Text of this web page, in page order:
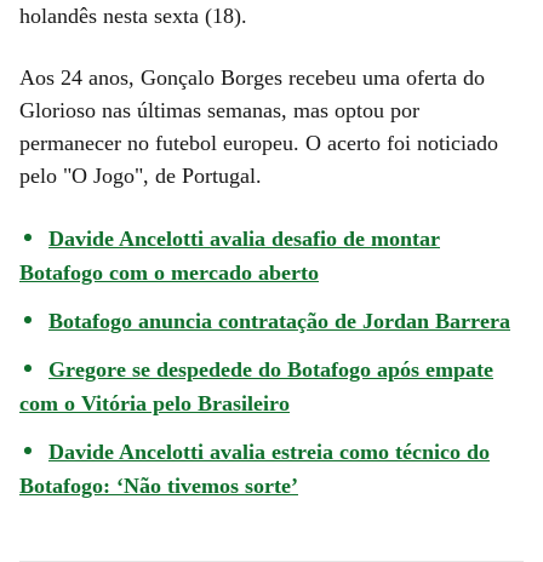
holandês nesta sexta (18).
Aos 24 anos, Gonçalo Borges recebeu uma oferta do
Glorioso nas últimas semanas, mas optou por
permanecer no futebol europeu. O acerto foi noticiado
pelo "O Jogo", de Portugal.
Davide Ancelotti avalia desafio de montar
Botafogo com o mercado aberto
Botafogo anuncia contratação de Jordan Barrera
Gregore se despedede do Botafogo após empate
com o Vitória pelo Brasileiro
Davide Ancelotti avalia estreia como técnico do
Botafogo: ‘Não tivemos sorte’